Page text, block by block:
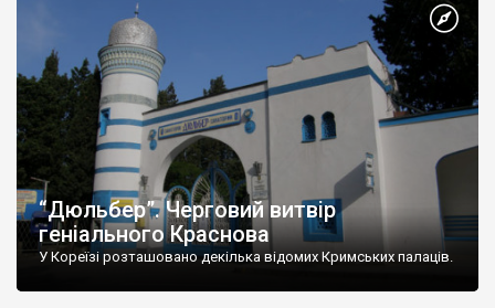
“Дюльбер”. Черговий витвір
геніального Краснова
У Кореїзі розташовано декілька відомих Кримських палаців.